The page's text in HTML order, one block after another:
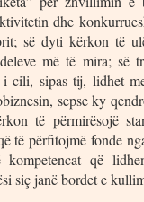
dhe
së dyti kërkon të
më të mira; së
cili, sipas tij, lidhet
sepse ky
të përmirësojë
të përfitojmë fonde
kompetencat që
siç janë bordet e